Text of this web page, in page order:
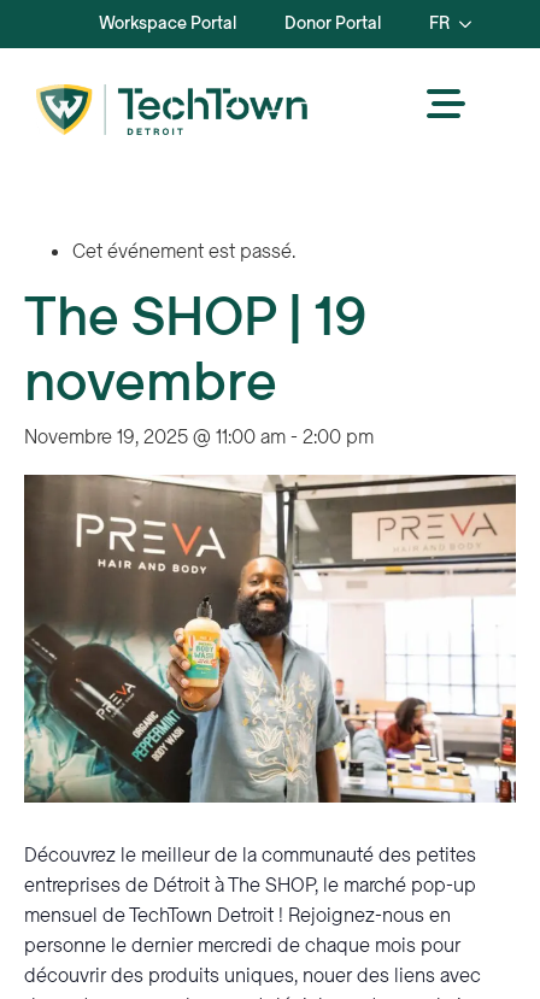
Workspace Portal Donor Portal FR
Cet événement est passé.
The SHOP | 19
novembre
Novembre 19, 2025 @ 11:00 am- 2:00 pm
Découvrez le meilleur de la communauté des petites
entreprises de Détroit à The SHOP, le marché pop-up
mensuel de TechTown Detroit ! Rejoignez-nous en
personne le dernier mercredi de chaque mois pour
découvrir des produits uniques, nouer des liens avec